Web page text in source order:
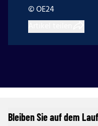
© OE24
Bleiben Sie auf dem